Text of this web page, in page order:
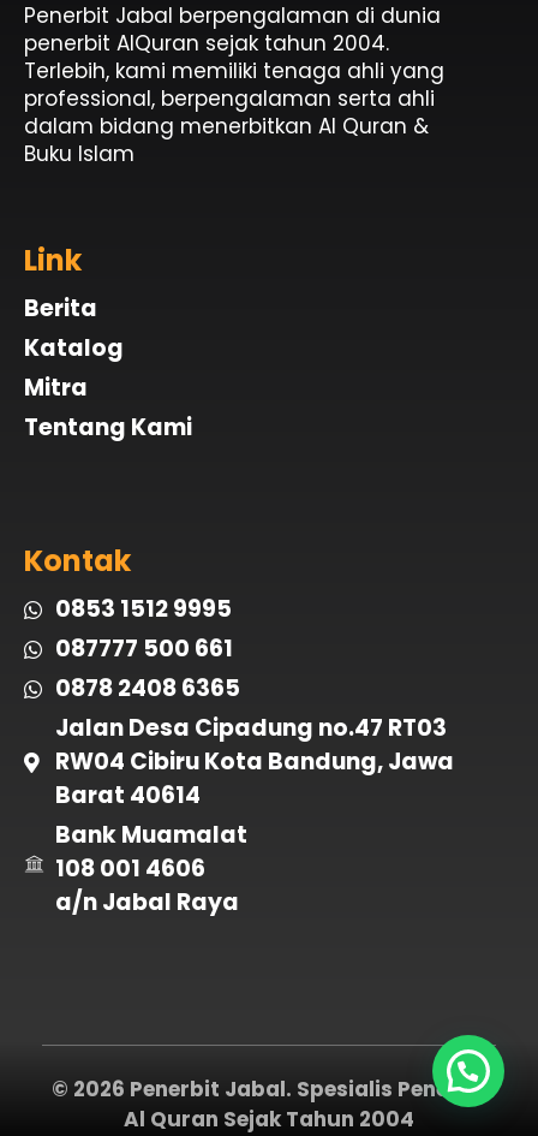
Penerbit Jabal berpengalaman di dunia
penerbit AlQuran sejak tahun 2004.
Terlebih, kami memiliki tenaga ahli yang
professional, berpengalaman serta ahli
dalam bidang menerbitkan Al Quran &
Buku Islam
Link
Berita
Katalog
Mitra
Tentang Kami
Kontak
0853 1512 9995
087777 500 661
0878 2408 6365
Jalan Desa Cipadung no.47 RT03
RW04 Cibiru Kota Bandung, Jawa
Barat 40614
Bank Muamalat
108 001 4606
a/n Jabal Raya
© 2026 Penerbit Jabal. Spesialis Penerbit
Al Quran Sejak Tahun 2004